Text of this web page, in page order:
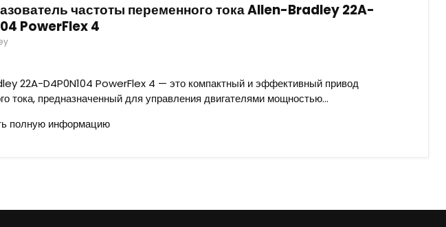
частоты переменного тока Allen-Bradley 22A-
PowerFlex 4
22A-D4P0N104 PowerFlex 4 — это компактный и эффективный привод
тока, предназначенный для управления двигателями мощностью...
полную информацию